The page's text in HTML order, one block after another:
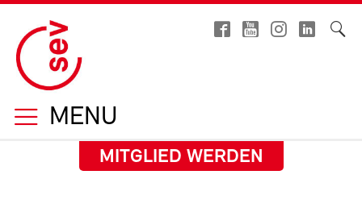
MENU
MITGLIED WERDEN